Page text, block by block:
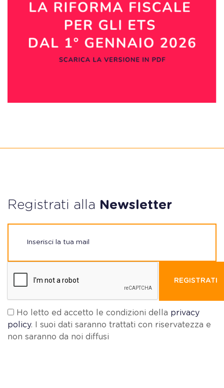
Registrati alla Newsletter
REGISTRATI
Ho letto ed accetto le condizioni della privacy
policy. I suoi dati saranno trattati con riservatezza e
non saranno da noi diffusi